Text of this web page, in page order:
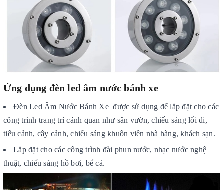
Ứng dụng đèn led âm nước bánh xe
Đèn Led Âm Nước Bánh Xe được sử dụng để lắp đặt cho các
công trình trang trí cảnh quan như sân vườn, chiếu sáng lối đi,
tiểu cảnh, cây cảnh, chiếu sáng khuôn viên nhà hàng, khách sạn.
Lắp đặt cho các công trình đài phun nước, nhạc nước nghệ
thuật, chiếu sáng hồ bơi, bể cá.